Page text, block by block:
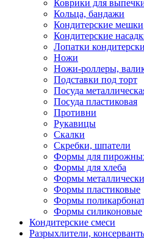
Коврики для
Кольца, бандажи
Кондитерские мешки
Кондитерские
Лопатки
Ножи
Ножи-роллеры,
Подставки под торт
Посуда
Посуда пластиковая
Противни
Рукавицы
Скалки
Скребки, шпатели
Формы для
Формы для хлеба
Формы
Формы пластиковые
Формы
Формы силиконовые
Кондитерские смеси
Разрыхлители,